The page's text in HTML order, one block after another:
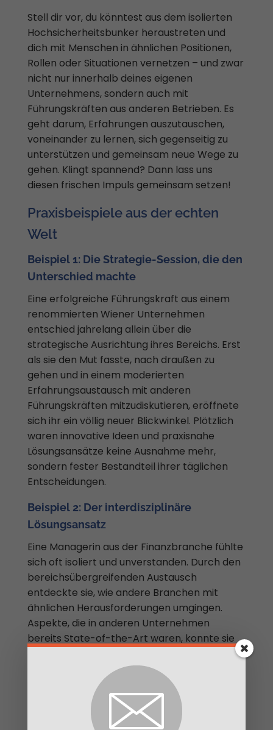
Stell dir vor, du könntest aus dem isolierten
Hochsicherheitsbunker heraustreten und
dich mit Menschen in ähnlichen Positionen,
Rollen oder Situationen vernetzen – und zwar
nicht nur innerhalb deines eigenen
Unternehmens, sondern auch mit
Führungskräften aus anderen Betrieben. Es
geht darum, Erfahrungen auszutauschen,
voneinander zu lernen, sich gegenseitig zu
unterstützen und gemeinsam neue Wege zu
gehen. Klingt spannend? Dann lass uns
diesen frischen Impuls gemeinsam setzen!
Praxisbeispiele aus der echten
Welt
Beispiel 1: Die Strategie-Session, die den
Unterschied machte
Eine erfolgreiche Führungskraft aus einem
renommierten Wiener Unternehmen
entschied jahrelang allein über die
strategische Ausrichtung ihres Bereichs. Erst
als sie den Mut fasste, nach draußen zu
gehen und in einem moderierten
Erfahrungsaustausch mit anderen
Führungskräften mitzudiskutieren, eröffnete
sich ihr ein völlig neuer Blickwinkel. Plötzlich
waren innovative Ideen und praxisnahe
Lösungsansätze keine Ausnahme mehr,
sondern fester Bestandteil ihrer täglichen
Entscheidungen.
Beispiel 2: Der interdisziplinäre
Lösungsansatz
Eine Managerin aus der Finanzbranche fühlte
sich oft isoliert und unverstanden. Durch den
bereichsübergreifenden Austausch
entdeckte sie, wie andere Branchen mit
ähnlichen Herausforderungen umgingen.
Aspekte, die in anderen Unternehmen
bereits State-of-the-Art waren, konnte sie
nachhaltig voranbringen.
Beispiel 3: Das Netzwerk, das in der Krise